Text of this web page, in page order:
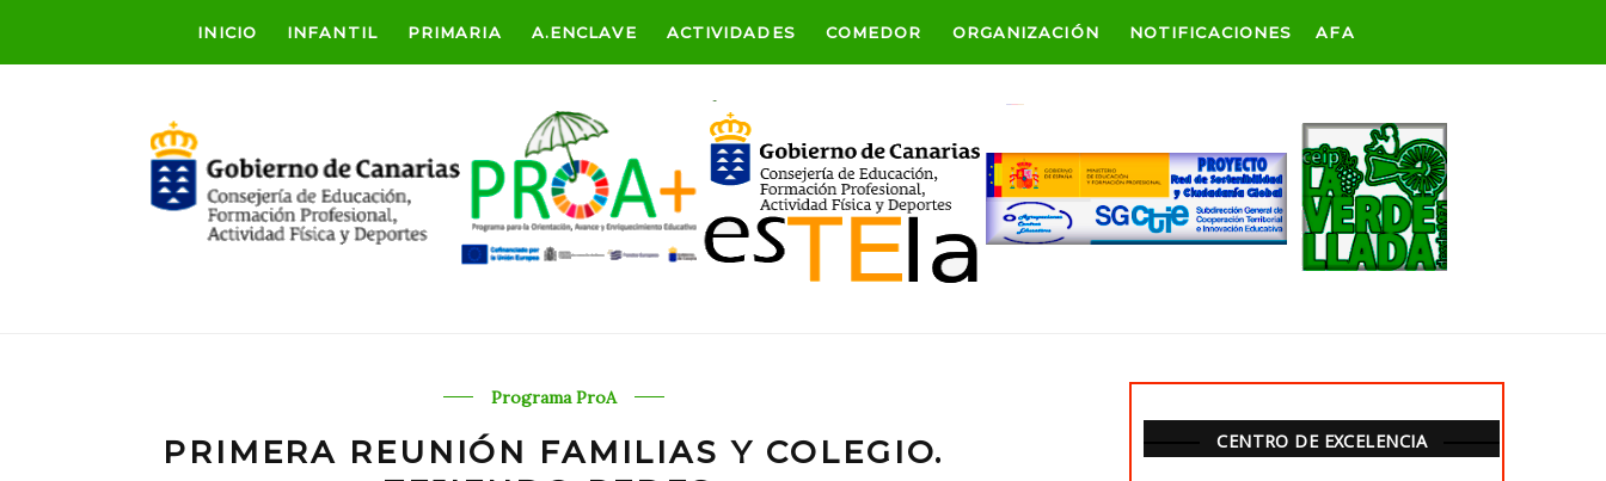
INICIO INFANTIL PRIMARIA A.ENCLAVE ACTIVIDADES COMEDOR ORGANIZACIÓN NOTIFICACIONES AFA
Programa ProA
PRIMERA REUNIÓN FAMILIAS Y COLEGIO.
CENTRO DE EXCELENCIA